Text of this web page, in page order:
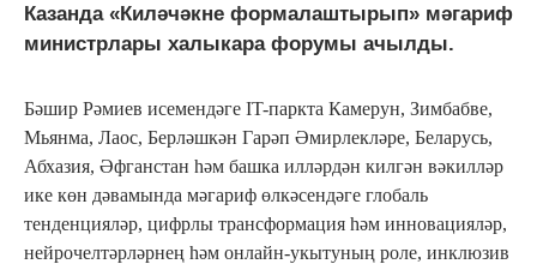
Казанда «Киләчәкне формалаштырып» мәгариф
министрлары халыкара форумы ачылды.
Бәшир Рәмиев исемендәге IT-паркта Камерун, Зимбабве,
Мьянма, Лаос, Берләшкән Гарәп Әмирлекләре, Беларусь,
Абхазия, Әфганстан һәм башка илләрдән килгән вәкилләр
ике көн дәвамында мәгариф өлкәсендәге глобаль
тенденцияләр, цифрлы трансформация һәм инновацияләр,
нейрочелтәрләрнең һәм онлайн-укытуның роле, инклюзив